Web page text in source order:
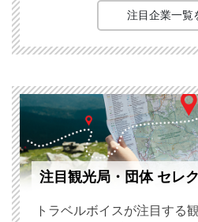
注目企業一覧
注目観光局・団体 セレ
トラベルボイスが注目する